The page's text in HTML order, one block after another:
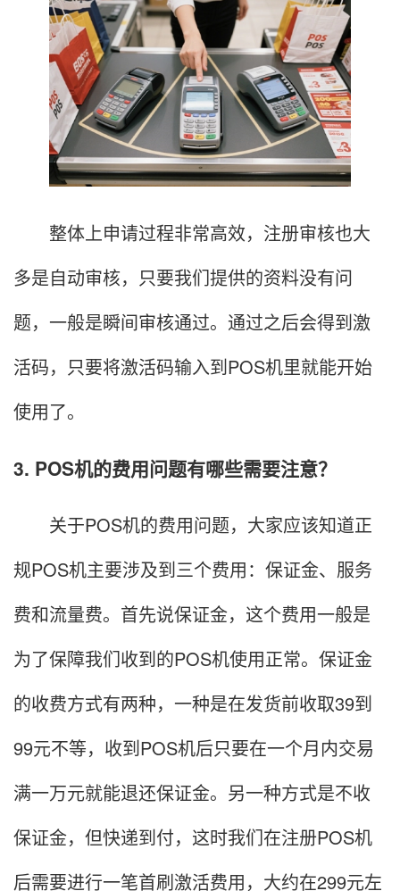
整体上申请过程非常高效，注册审核也大
多是自动审核，只要我们提供的资料没有问
题，一般是瞬间审核通过。通过之后会得到激
活码，只要将激活码输入到POS机里就能开始
使用了。
3. POS机的费用问题有哪些需要注意？
关于POS机的费用问题，大家应该知道正
规POS机主要涉及到三个费用：保证金、服务
费和流量费。首先说保证金，这个费用一般是
为了保障我们收到的POS机使用正常。保证金
的收费方式有两种，一种是在发货前收取39到
99元不等，收到POS机后只要在一个月内交易
满一万元就能退还保证金。另一种方式是不收
保证金，但快递到付，这时我们在注册POS机
后需要进行一笔首刷激活费用，大约在299元左